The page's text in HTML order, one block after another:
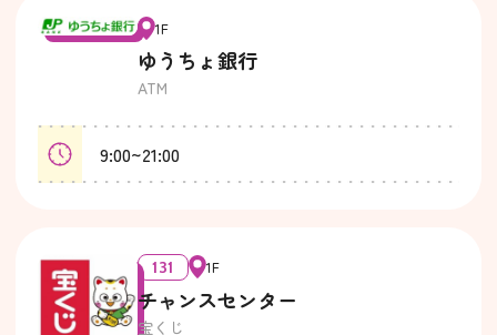
1F
ゆうちょ銀行
ATM
9:00~21:00
131 1F
チャンスセンター
宝くじ